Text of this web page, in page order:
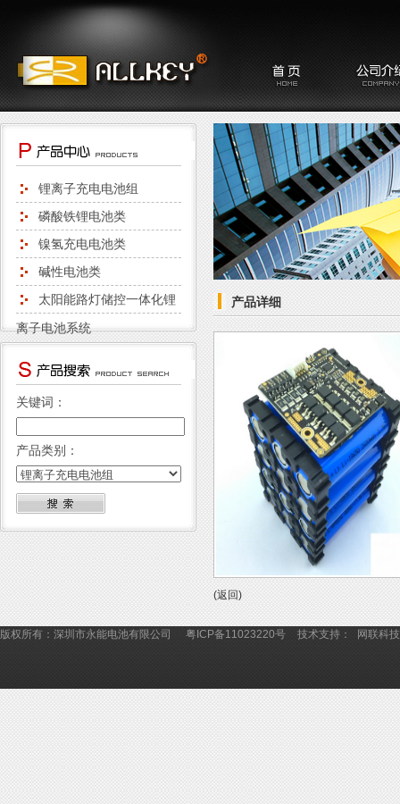
锂离子充电电池组
磷酸铁锂电池类
镍氢充电电池类
碱性电池类
太阳能路灯储控一体化锂
离子电池系统
关键词：
产品类别：
产品详细
(返回)
版权所有：深圳市永能电池有限公司 粤ICP备11023220号 技术支持： 网联科技